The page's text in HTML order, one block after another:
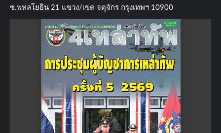
ซ.พหลโยธิน​ 21​ แขวง/เขต​ จตุจักร​ กรุงเทพฯ 10900